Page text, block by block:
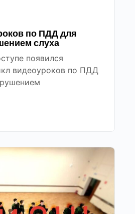
по ПДД для
слуха
появился
видеоуроков по ПДД